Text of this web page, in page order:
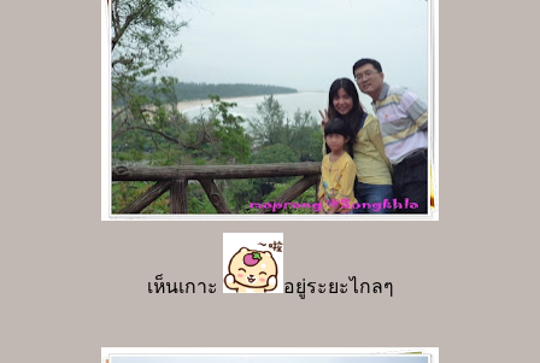
เห็นเกาะ อยู่ระยะไกลๆ